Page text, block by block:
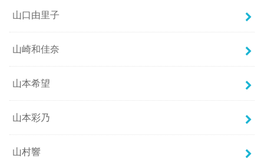
山口由里子
山崎和佳奈
山本希望
山本彩乃
山村響